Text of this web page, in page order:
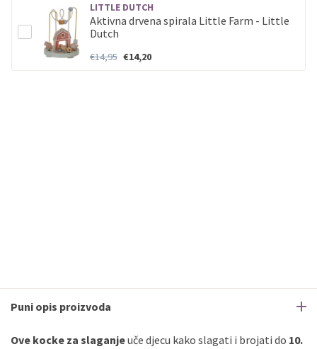
LITTLE DUTCH
Aktivna drvena spirala Little Farm - Little
Dutch
€14,95 €14,20
Puni opis proizvoda
Ove kocke za slaganjeuče djecu kako slagati i brojati do 10.